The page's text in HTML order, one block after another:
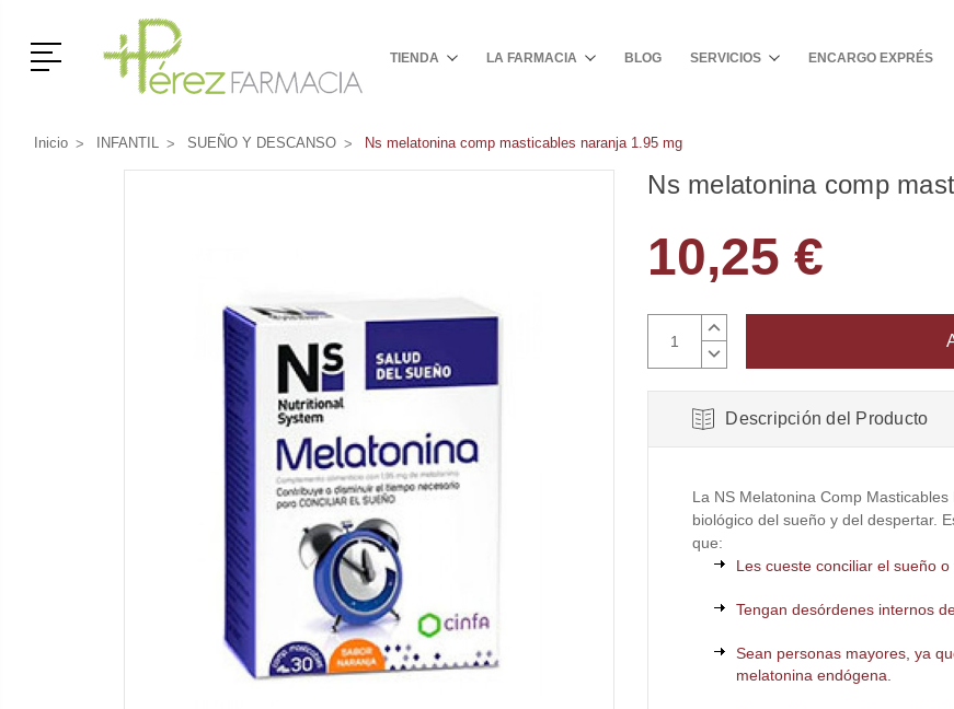
Menú TIENDA LA FARMACIA BLOG SERVICIOS ENCARGO EXPRÉS
Inicio INFANTIL SUEÑO Y DESCANSO Ns melatonina comp masticables naranja 1.95 mg
Ns melatonina comp
10,25 €
AUMENTAR
DISMINUIR
Descripción del Producto
La NS Melatonina Comp
biológico del sueño y del despertar.
que:
Les cueste conciliar el sueño
Tengan desórdenes internos
Sean personas mayores, ya
melatonina endógena.